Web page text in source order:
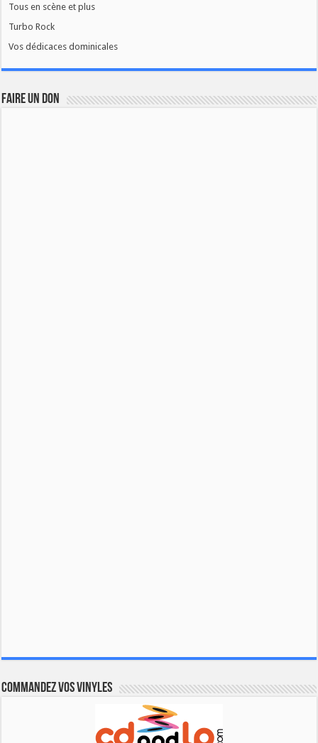
Tous en scène et plus
Turbo Rock
Vos dédicaces dominicales
FAIRE UN DON
Commandez vos vinyles